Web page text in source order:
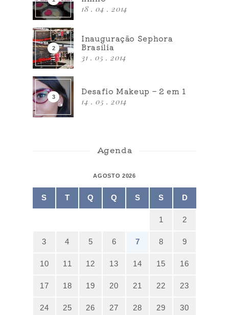
18 . 04 . 2014
Inauguração Sephora
Brasília
31 . 05 . 2014
Desafio Makeup – 2 em 1
14 . 05 . 2014
Agenda
AGOSTO 2026
S T Q Q S S D
1 2
3 4 5 6 7 8 9
10 11 12 13 14 15 16
17 18 19 20 21 22 23
24 25 26 27 28 29 30